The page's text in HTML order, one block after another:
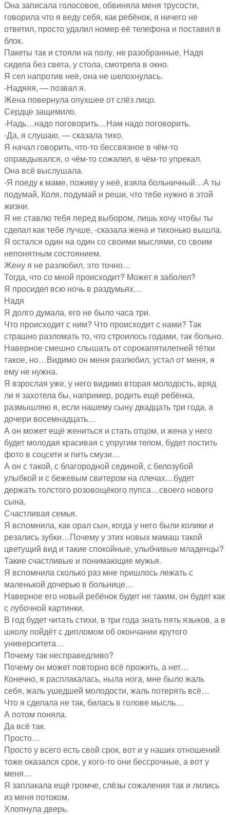
Она записала голосовое, обвиняла меня трусости,
говорила что я веду себя, как ребёнок, я ничего не
ответил, просто удалил номер её телефона и поставил в
блок.
Пакеты так и стояли на полу, не разобранные, Надя
сидела без света, у стола, смотрела в окно.
Я сел напротив неё, она не шелохнулась.
-Надяяя, — позвал я.
Жена повернула опухшее от слёз лицо.
Сердце защемило.
-Надь…надо поговорить…Нам надо поговорить.
-Да, я слушаю, — сказала тихо.
Я начал говорить, что-то бессвязное в чём-то
оправдывался, о чём-то сожалел, в чём-то упрекал.
Она всё выслушала.
-Я поеду к маме, поживу у неё, взяла больничный…А ты
подумай, Коля, подумай и реши, что тебе нужно в этой
жизни.
Я не ставлю тебя перед выбором, лишь хочу чтобы ты
сделал как тебе лучше, -сказала жена и тихонько вышла.
Я остался один на один со своими мыслями, со своим
непонятным состоянием.
Жену я не разлюбил, это точно…
Тогда, что со мной происходит? Может я заболел?
Я просидел всю ночь в раздумьях…
Надя
Я долго думала, его не было часа три.
Что происходит с ним? Что происходит с нами? Так
страшно разломать то, что строилось годами, так больно.
Наверное смешно слышать от сорокапятилетней тётки
такое, но…Видимо он меня разлюбил, устал от меня, я
ему не нужна.
Я взрослая уже, у него видимо вторая молодость, вряд
ли я захотела бы, например, родить ещё ребёнка,
размышляю я, если нашему сыну двадцать три года, а
дочери восемнадцать…
А он может ещё жениться и стать отцом, и жена у него
будет молодая красивая с упругим телом, будет постить
фото в соцсети и пить смузи…
А он с такой, с благородной сединой, с белозубой
улыбкой и с бежевым свитером на плечах…будет
держать толстого розовощёкого пупса…своего нового
сына.
Счастливая семья.
Я вспомнила, как орал сын, когда у него были колики и
резались зубки…Почему у этих новых мамаш такой
цветущий вид и такие спокойные, улыбчивые младенцы?
Такие счастливые и понимающие мужья.
Я вспомнила сколько раз мне пришлось лежать с
маленькой дочерью в больнице…
Наверное его новый ребёнок будет не таким, он будет как
с лубочной картинки.
В год будет читать стихи, в три года знать пять языков, а в
школу пойдёт с дипломом об окончании крутого
университета…
Почему так несправедливо?
Почему он может повторно всё прожить, а нет…
Конечно, я расплакалась, ныла нога, мне было жаль
себя, жаль ушедшей молодости, жаль потерять всё…
Что я сделала не так, билась в голове мысль…
А потом поняла.
Да всё так.
Просто…
Просто у всего есть свой срок, вот и у наших отношений
тоже оказался срок, у кого-то они бессрочные, а вот у
меня…
Я заплакала ещё громче, слёзы сожаления так и лились
из меня потоком.
Хлопнула дверь.